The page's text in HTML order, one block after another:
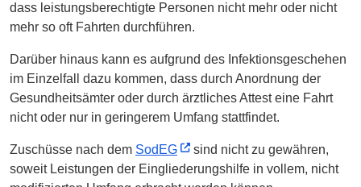
dass leistungsberechtigte Personen nicht mehr oder nicht
mehr so oft Fahrten durchführen.
Darüber hinaus kann es aufgrund des Infektionsgeschehen
im Einzelfall dazu kommen, dass durch Anordnung der
Gesundheitsämter oder durch ärztliches Attest eine Fahrt
nicht oder nur in geringerem Umfang stattfindet.
Zuschüsse nach dem SodEG
sind nicht zu gewähren,
soweit Leistungen der Eingliederungshilfe in vollem, nicht